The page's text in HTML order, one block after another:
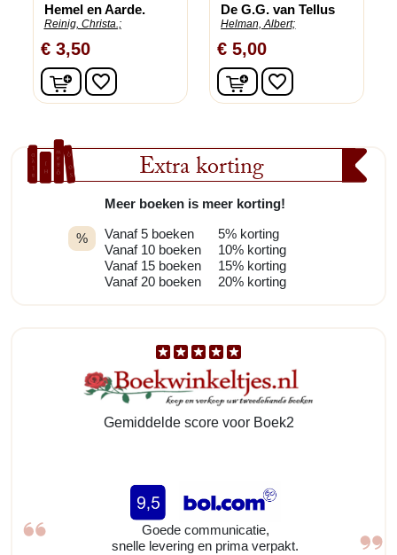
Extra korting
%
Meer boeken is meer korting!
Vanaf 5 boeken
Vanaf 10 boeken
Vanaf 15 boeken
Vanaf 20 boeken
5% korting
10% korting
15% korting
20% korting
Gemiddelde score voor Boek2
Goede communicatie,
snelle levering en prima verpakt.
Hemel en Aarde.
Reinig, Christa.;
€ 3,50
In winkelwagen
favorite_border
De G.G. van Tellus
Helman, Albert;
€ 5,00
In winkelwagen
favorite_border